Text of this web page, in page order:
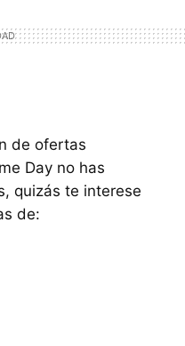
de ofertas
Day no has
quizás te interese
de: